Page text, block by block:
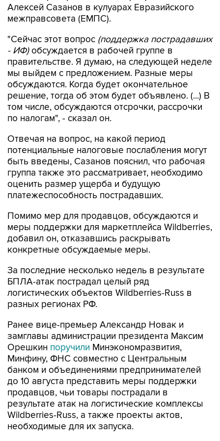
Алексей Сазанов в кулуарах Евразийского
межправсовета (ЕМПС).
"Сейчас этот вопрос (поддержка пострадавших
- ИФ)обсуждается в рабочей группе в
правительстве. Я думаю, на следующей неделе
мы выйдем с предложением. Разные меры
обсуждаются. Когда будет окончательное
решение, тогда об этом будет объявлено. (...) В
том числе, обсуждаются отсрочки, рассрочки
по налогам", - сказал он.
Отвечая на вопрос, на какой период
потенциальные налоговые послабления могут
быть введены, Сазанов пояснил, что рабочая
группа также это рассматривает, необходимо
оценить размер ущерба и будущую
платежеспособность пострадавших.
Помимо мер для продавцов, обсуждаются и
меры поддержки для маркетплейса Wildberries,
добавил он, отказавшись раскрывать
конкретные обсуждаемые меры.
За последние несколько недель в результате
БПЛА-атак пострадал целый ряд
логистических объектов Wildberries-Russ в
разных регионах РФ.
Ранее вице-премьер Александр Новак и
замглавы администрации президента Максим
Орешкин поручили Минэкономразвития,
Минфину, ФНС совместно с Центральным
банком и объединениями предпринимателей
до 10 августа представить меры поддержки
продавцов, чьи товары пострадали в
результате атак на логистические комплексы
Wildberries-Russ, а также проекты актов,
необходимые для их запуска.